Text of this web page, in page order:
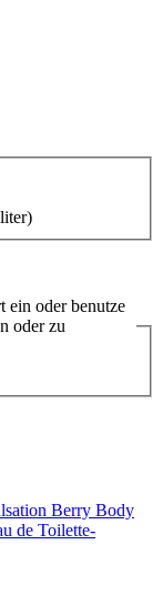
ein oder benutze
oder zu
Berry Body
de Toilette-